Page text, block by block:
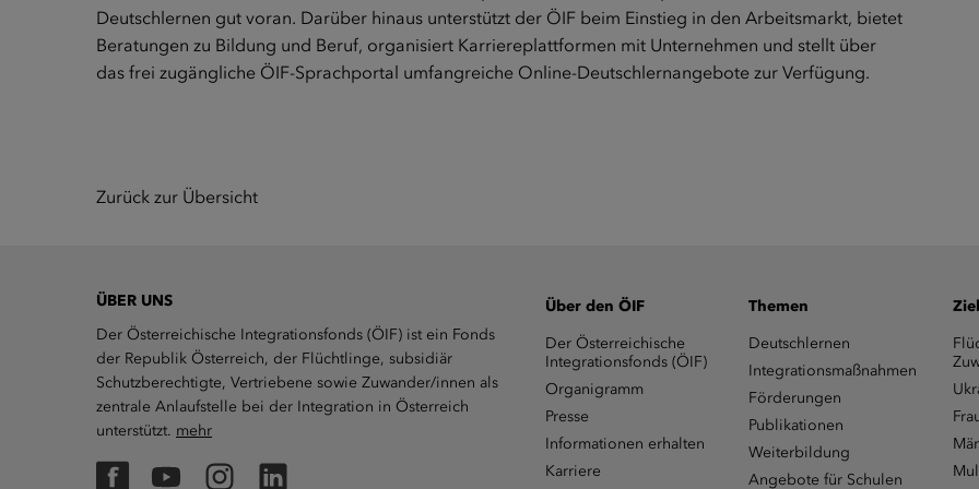
Deutschlernen gut voran. Darüber hinaus unterstützt der ÖIF beim Einstieg in den Arbeitsmarkt, bietet
Beratungen zu Bildung und Beruf, organisiert Karriereplattformen mit Unternehmen und stellt über
das frei zugängliche ÖIF-Sprachportal umfangreiche Online-Deutschlernangebote zur Verfügung.
Zurück zur Übersicht
ÜBER UNS
Der Österreichische Integrationsfonds (ÖIF) ist ein Fonds
der Republik Österreich, der Flüchtlinge, subsidiär
Schutzberechtigte, Vertriebene sowie Zuwander/innen als
zentrale Anlaufstelle bei der Integration in Österreich
unterstützt. mehr
FacebookYouTubeInstagramLinkedIn
Über den ÖIF
Der Österreichische
Integrationsfonds (ÖIF)
Organigramm
Presse
Informationen erhalten
Karriere
Themen
Deutschlernen
Integrationsmaßnahmen
Förderungen
Publikationen
Weiterbildung
Angebote für Schulen